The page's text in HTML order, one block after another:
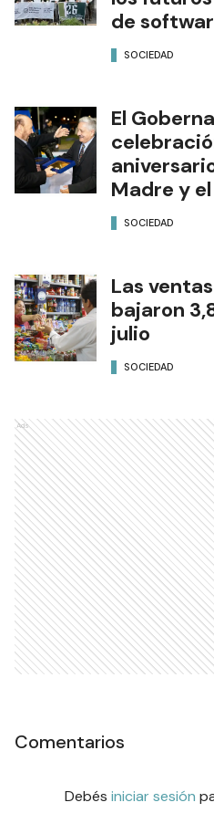
de
SOCIEDAD
El
Madre y
SOCIEDAD
Las
bajaron
julio
SOCIEDAD
Ads
Comentarios
Debés iniciar sesión